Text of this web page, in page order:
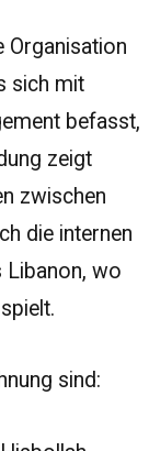
Organisation
sich mit
befasst,
zeigt
zwischen
die internen
Libanon, wo
sind: